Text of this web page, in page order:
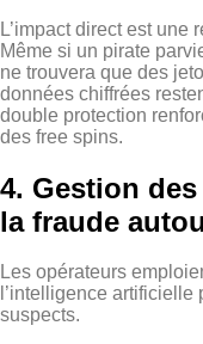
L’impact direct est une
Même si un pirate
ne trouvera que des
données chiffrées
double protection
des free spins.
4. Gestion
la fraude
Les opérateurs
l’intelligence
suspects.